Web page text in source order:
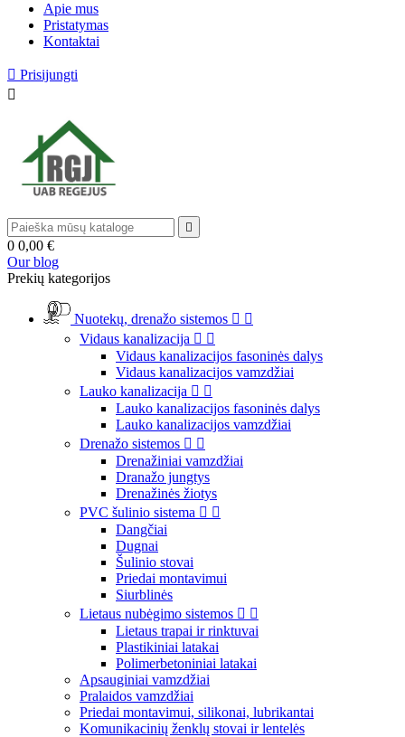
Apie mus
Pristatymas
Kontaktai
 Prisijungti


0 0,00 €
Our blog
Prekių kategorijos
Nuotekų, drenažo sistemos  
Vidaus kanalizacija  
Vidaus kanalizacijos fasoninės dalys
Vidaus kanalizacijos vamzdžiai
Lauko kanalizacija  
Lauko kanalizacijos fasoninės dalys
Lauko kanalizacijos vamzdžiai
Drenažo sistemos  
Drenažiniai vamzdžiai
Dranažo jungtys
Drenažinės žiotys
PVC šulinio sistema  
Dangčiai
Dugnai
Šulinio stovai
Priedai montavimui
Siurblinės
Lietaus nubėgimo sistemos  
Lietaus trapai ir rinktuvai
Plastikiniai latakai
Polimerbetoniniai latakai
Apsauginiai vamzdžiai
Pralaidos vamzdžiai
Priedai montavimui, silikonai, lubrikantai
Komunikacinių ženklų stovai ir lentelės